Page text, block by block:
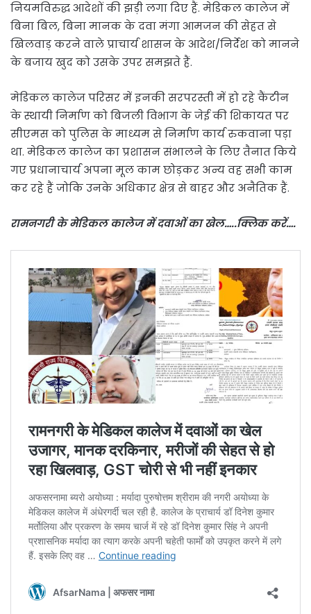
नियमविरुद्ध आदेशों की झड़ी लगा दिए हैं. मेडिकल कालेज में
बिना बिल, बिना मानक के दवा मंगा आमजन की सेहत से
खिलवाड़ करने वाले प्राचार्य शासन के आदेश/निर्देश को मानने
के बजाय खुद को उसके उपर समझते हैं.
मेडिकल कालेज परिसर में इनकी सरपरस्ती में हो रहे कैंटीन
के स्थायी निर्माण को बिजली विभाग के जेई की शिकायत पर
सीएमस को पुलिस के माध्यम से निर्माण कार्य रुकवाना पड़ा
था. मेडिकल कालेज का प्रशासन संभालने के लिए तैनात किये
गए प्रधानाचार्य अपना मूल काम छोड़कर अन्य वह सभी काम
कर रहे हैं जोकि उनके अधिकार क्षेत्र से बाहर और अनैतिक हैं.
रामनगरी के मेडिकल कालेज में दवाओं का खेल…..क्लिक करें….